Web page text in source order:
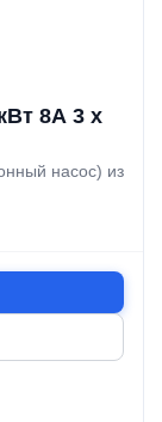
8А 3 х
насос) из